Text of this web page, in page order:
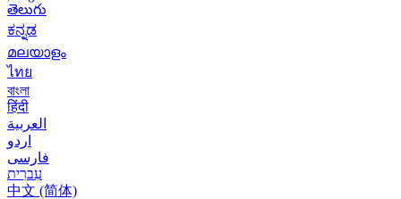
తెలుగు
ಕನ್ನಡ
മലയാളം
ไทย
বাংলা
हिंदी
العربية
اردو
فارسی
עִברִית
中文 (简体)